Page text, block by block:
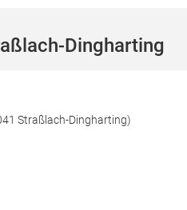
Dingharting
Straßlach-Dingharting)